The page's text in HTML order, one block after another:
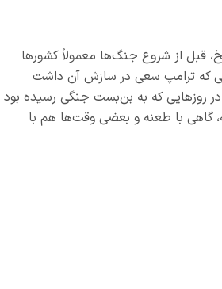
قبل از شروع جنگ‌ها معمولاً کشورها
که ترامپ سعی در سازش آن داشت
روزهایی که به بن‌بست جنگی رسیده بود
گاهی با طعنه و بعضی وقت‌ها هم با